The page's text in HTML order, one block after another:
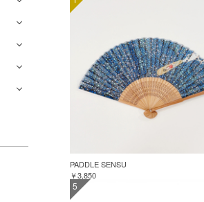
PADDLE SENSU
￥3,850
5